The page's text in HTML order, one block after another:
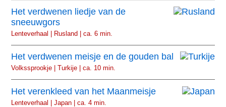
Het verdwenen liedje van de
sneeuwgors
Lenteverhaal | Rusland | ca. 6 min.
Het verdwenen meisje en de gouden bal
Volkssprookje | Turkije | ca. 10 min.
Het verenkleed van het Maanmeisje
Lenteverhaal | Japan | ca. 4 min.